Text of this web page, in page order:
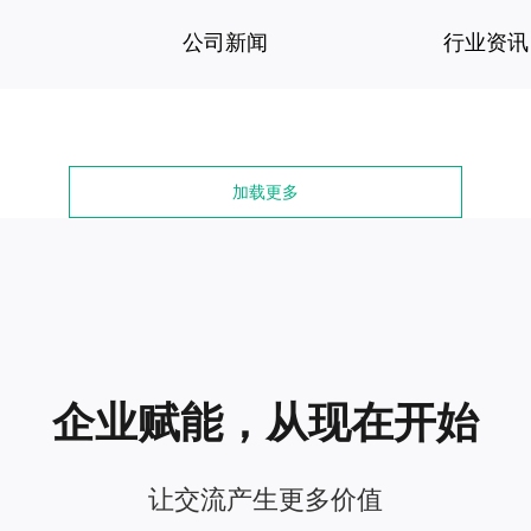
公司新闻 行业资讯
加载更多
企业赋能，从现在开始
让交流产生更多价值